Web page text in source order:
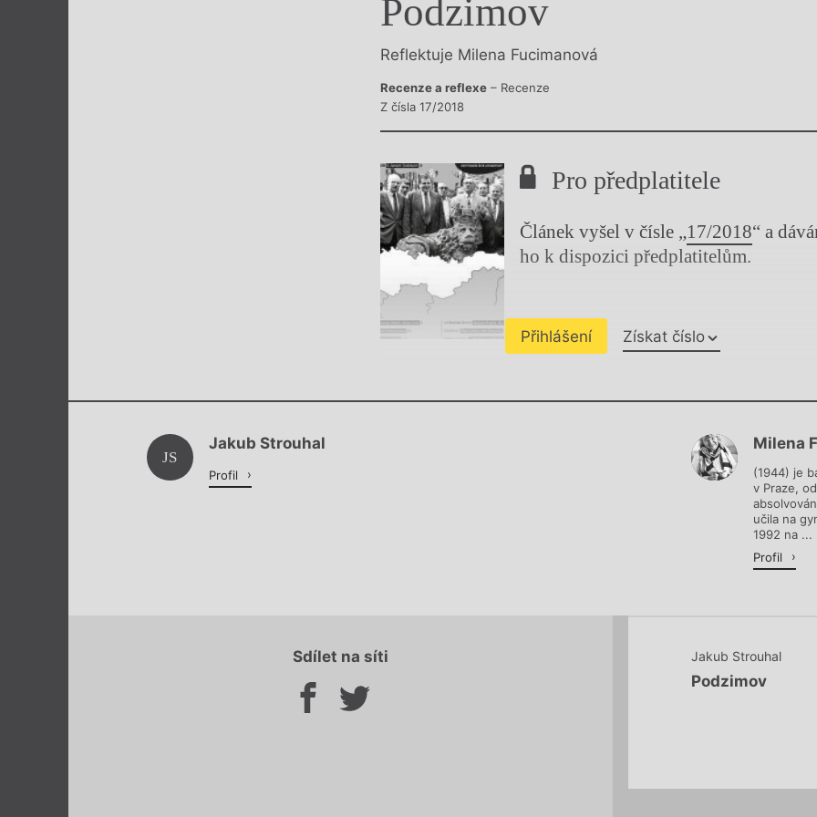
Výroční cenyPodzimov
Reflektuje Milena Fucimanová
Recenze a reflexe – Recenze
Z čísla 17/2018
Pro předplatitele
Článek vyšel v čísle „17/2018“ a
ho k dispozici předplatitelům.
Přihlášení Získat číslo
Chviličku.
JS
Jakub Strouhal
Profil
Milena
(1944) je
v Praze,
učila na
1992 na ...
Profil
Sdílet na síti Jakub Strouhal
Podzimov